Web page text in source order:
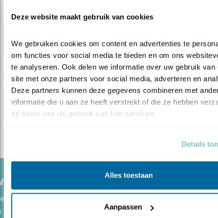
Deze website maakt gebruik van cookies
We gebruiken cookies om content en advertenties te
om functies voor social media te bieden en om ons
te analyseren. Ook delen we informatie over uw gebruik van
site met onze partners voor social media, adverteren en
Deze partners kunnen deze gegevens combineren met
informatie die u aan ze heeft verstrekt of die ze hebben
op basis van uw gebruik van hun services.
Details
Alles toestaan
Aanpassen
communicatie en afstemming: aandacht vasthouden,
uitkristalliseren. Coördinatie blijft nodig—iemand die
kennis en materialen deelt, jaarlijkse evaluaties doet en
de lijnen uitzet. Vrijwilligers kunnen natuurlijk heel veel
zelf doen, maar het is ook goed om kennisuitwisseling
te blijven stimuleren tussen groepen, dat je af en toe
eens bij elkaar komt en het grotere plaatje weer met
elkaar bekijkt. Het enthousiasme is er.”
WORDEN
ook vrijwilliger? Vogels en natuur beschermen? Met z'n
we verder! We zoeken allerlei soorten vrijwilligers.